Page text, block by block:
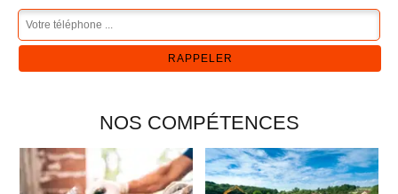
NOS COMPÉTENCES